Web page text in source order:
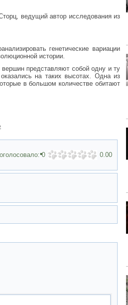
ведущий автор исследования из
генетические вариации
истории.
представляют собой одну и ту
на таких высотах. Одна из
в большом количестве обитают
0 0.00